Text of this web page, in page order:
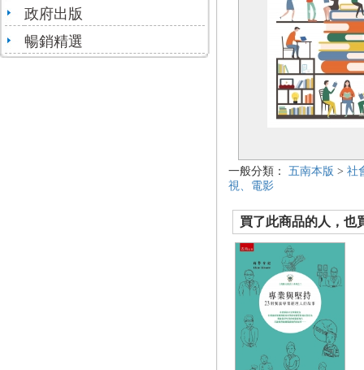
政府出版
暢銷精選
一般分類： 五南本版 > 社
視、電影
買了此商品的人，也